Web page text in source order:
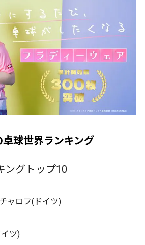
球世界ランキング
ングトップ10
ャロフ(ドイツ)
ツ)